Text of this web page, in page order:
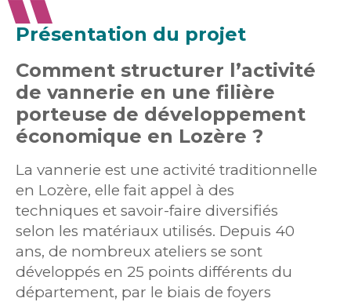
Présentation du projet
Comment structurer l’activité
de vannerie en une filière
porteuse de développement
économique en Lozère ?
La vannerie est une activité traditionnelle
en Lozère, elle fait appel à des
techniques et savoir-faire diversifiés
selon les matériaux utilisés. Depuis 40
ans, de nombreux ateliers se sont
développés en 25 points différents du
département, par le biais de foyers